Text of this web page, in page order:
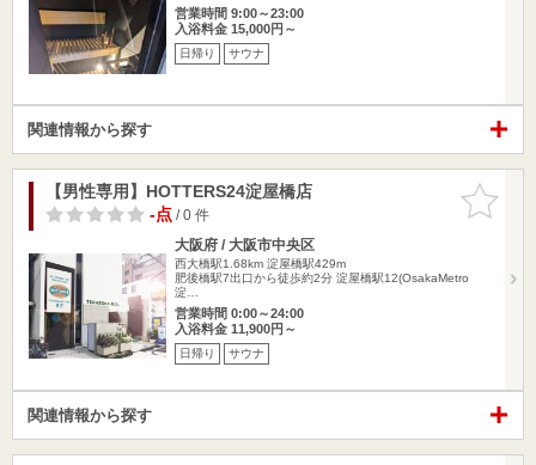
営業時間 9:00～23:00
入浴料金 15,000円～
日帰り サウナ
関連情報から探す
お気に入
りに追加
【男性専用】HOTTERS24淀屋橋店
-点/ 0 件
大阪府 / 大阪市中央区
西大橋駅1.68km 淀屋橋駅429m
肥後橋駅7出口から徒歩約2分 淀屋橋駅12(OsakaMetro
淀…
営業時間 0:00～24:00
入浴料金 11,900円～
日帰り サウナ
関連情報から探す